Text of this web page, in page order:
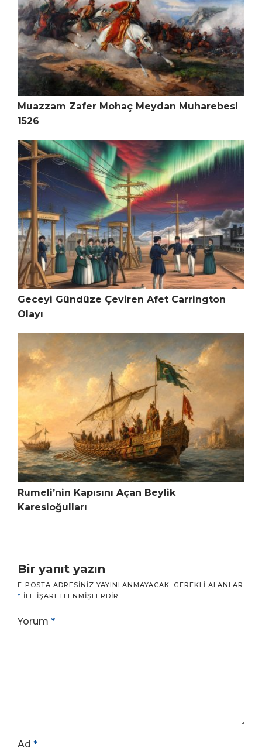
Muazzam Zafer Mohaç Meydan Muharebesi
1526
Geceyi Gündüze Çeviren Afet Carrington
Olayı
Rumeli’nin Kapısını Açan Beylik
Karesioğulları
Bir yanıt yazın
E-POSTA ADRESINIZ YAYINLANMAYACAK. GEREKLI ALANLAR
* ILE IŞARETLENMIŞLERDIR
Yorum *
Ad *